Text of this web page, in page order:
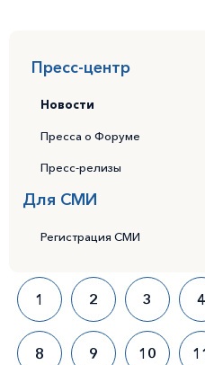
Пресс-центр
Новости
Пресса о Форуме
Пресс-релизы
Для СМИ
Регистрация СМИ
1 2 3 4
8 9 10